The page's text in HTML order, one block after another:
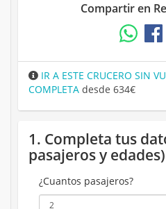
Compartir en
IR A ESTE CRUCERO SIN
COMPLETA desde 634€
1. Completa tus
pasajeros y edades)
¿Cuantos pasajeros?